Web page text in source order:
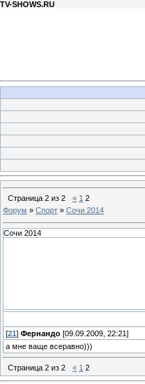
TV-SHOWS.RU
Страница 2 из 2 « 1 2
Форум » Спорт » Сочи 2014
Сочи 2014
[21] Фернандо [09.09.2009, 22:21]
а мне ваще всеравно)))
Страница 2 из 2 « 1 2